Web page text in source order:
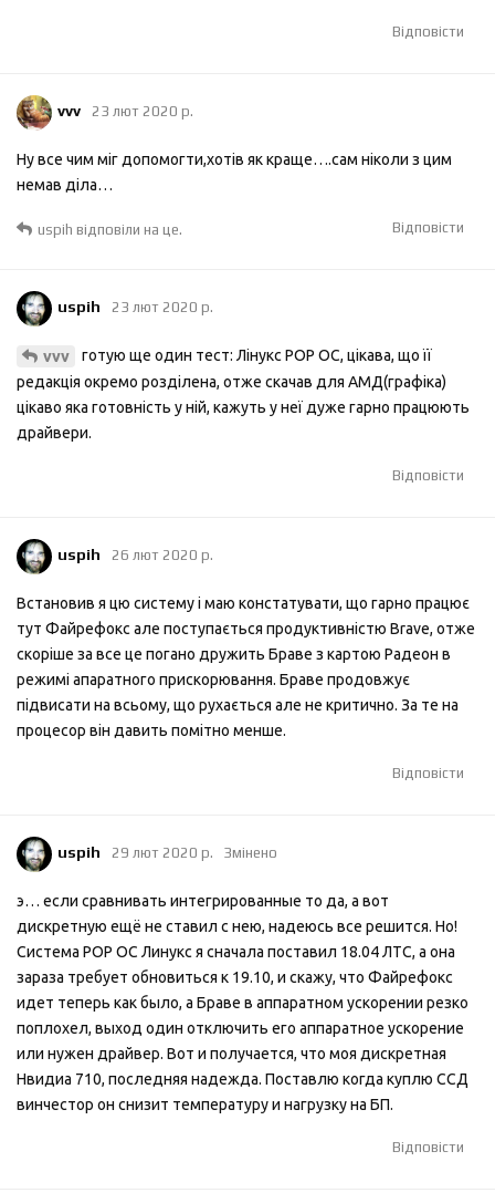
Відповісти
vvv 23 лют 2020 р.
Ну все чим міг допомогти,хотів як краще….сам ніколи з цим
немав діла…
Відповісти
uspih відповіли на це.
uspih 23 лют 2020 р.
vvv
готую ще один тест: Лінукс РОР ОС, цікава, що її
редакція окремо розділена, отже скачав для АМД(графіка)
цікаво яка готовність у ній, кажуть у неї дуже гарно працюють
драйвери.
Відповісти
uspih 26 лют 2020 р.
Встановив я цю систему і маю констатувати, що гарно працює
тут Файрефокс але поступається продуктивністю Brave, отже
скоріше за все це погано дружить Браве з картою Радеон в
режимі апаратного прискорювання. Браве продовжує
підвисати на всьому, що рухається але не критично. За те на
процесор він давить помітно менше.
Відповісти
uspih 29 лют 2020 р. Змінено
э… если сравнивать интегрированные то да, а вот
дискретную ещё не ставил с нею, надеюсь все решится. Но!
Система РОР ОС Линукс я сначала поставил 18.04 ЛТС, а она
зараза требует обновиться к 19.10, и скажу, что Файрефокс
идет теперь как было, а Браве в аппаратном ускорении резко
поплохел, выход один отключить его аппаратное ускорение
или нужен драйвер. Вот и получается, что моя дискретная
Нвидиа 710, последняя надежда. Поставлю когда куплю ССД
винчестор он снизит температуру и нагрузку на БП.
Відповісти